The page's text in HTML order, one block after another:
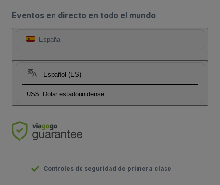
Eventos en directo en todo el mundo
España
Español (ES)
US$ Dolar estadounidense
Controles de seguridad de primera clase